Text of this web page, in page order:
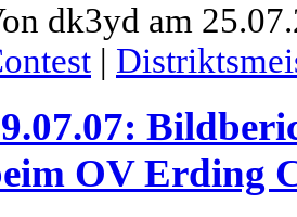
dk3yd am
|
OV Erding